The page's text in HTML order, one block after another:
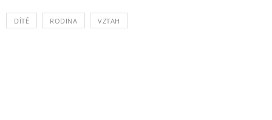
DÍTĚ RODINA VZTAH